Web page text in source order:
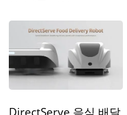
DirectServe 음식 배달